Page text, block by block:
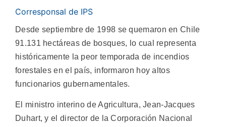
Corresponsal de IPS
Desde septiembre de 1998 se quemaron en Chile
91.131 hectáreas de bosques, lo cual representa
históricamente la peor temporada de incendios
forestales en el país, informaron hoy altos
funcionarios gubernamentales.
El ministro interino de Agricultura, Jean-Jacques
Duhart, y el director de la Corporación Nacional